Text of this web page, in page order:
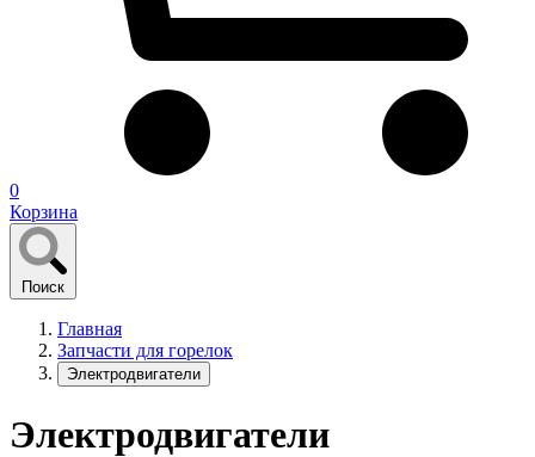
0
Корзина
Поиск
Главная
Запчасти для горелок
Электродвигатели
Электродвигатели